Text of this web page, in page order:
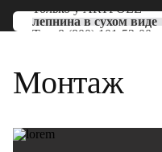
Только уARTPOLE
лепнина в сухом виде
Тел: 8 (800) 101-53-00
Монтаж